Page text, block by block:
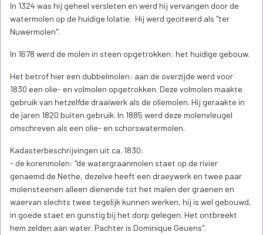
In 1324 was hij geheel versleten en werd hij vervangen door de
watermolen op de huidige lolatie. Hij werd geciteerd als "ter
Nuwermolen".
In 1678 werd de molen in steen opgetrokken: het huidige gebouw.
Het betrof hier een dubbelmolen: aan de overzijde werd voor
1830 een olie- en volmolen opgetrokken. Deze volmolen maakte
gebruik van hetzelfde draaiwerk als de oliemolen. Hij geraakte in
de jaren 1820 buiten gebruik. In 1885 werd deze molenvleugel
omschreven als een olie- en schorswatermolen.
Kadasterbeschrijvingen uit ca. 1830:
- de korenmolen: "de watergraanmolen staet op de rivier
genaemd de Nethe, dezelve heeft een draeywerk en twee paar
molensteenen alleen dienende tot het malen der graenen en
waervan slechts twee tegelijk kunnen werken, hij is wel gebouwd,
in goede staet en gunstig bij het dorp gelegen. Het ontbreekt
hem zelden aan water. Pachter is Dominique Geuens".